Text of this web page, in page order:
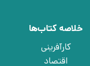
خلاصه کتاب‌ها
کارآفرینی
اقتصاد